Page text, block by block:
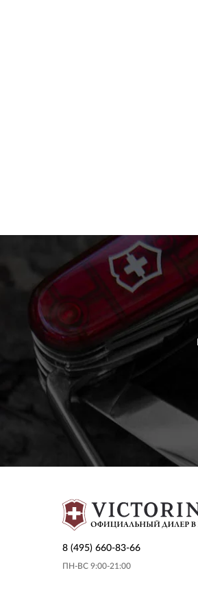
8 (495) 660-83-66
ПН-ВС 9:00-21:00